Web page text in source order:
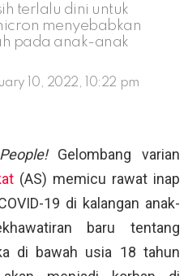
terlalu dini untuk
menyebabkan
pada anak-anak
10, 2022, 10:22 pm
Gelombang varian
(AS) memicu rawat inap
19 di kalangan anak-
baru tentang
di bawah usia 18 tahun